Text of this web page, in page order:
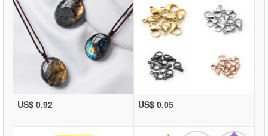
US$ 0.92 US$ 0.05